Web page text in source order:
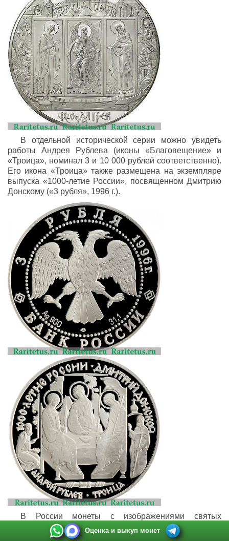
В отдельной исторической серии можно увидеть
работы Андрея Рублева (иконы «Благовещение» и
«Троица», номинал 3 и 10 000 рублей соответственно).
Его икона «Троица» также размещена на экземпляре
выпуска «1000-летие России», посвященном Дмитрию
Донскому («3 рубля», 1996 г.).
В России монеты с изображениями святых
выпускают нечасто. При этом православные соборы и
монастыри наряду с буддийскими и мусульманскими
Оценка и выкуп монет